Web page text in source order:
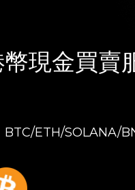
現金買賣
BTC/ETH/SOLANA/